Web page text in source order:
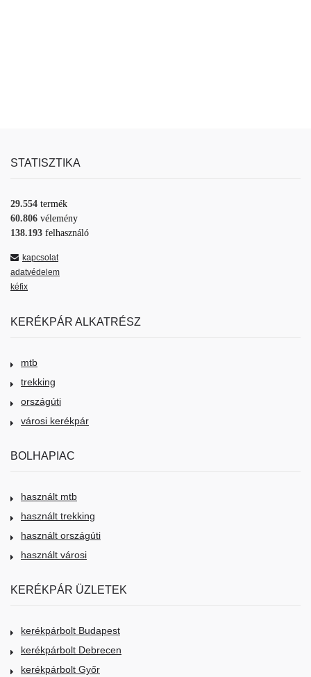
STATISZTIKA
29.554 termék
60.806 vélemény
138.193 felhasználó
kapcsolat
adatvédelem
kéfix
KERÉKPÁR ALKATRÉSZ
mtb
trekking
országúti
városi kerékpár
BOLHAPIAC
használt mtb
használt trekking
használt országúti
használt városi
KERÉKPÁR ÜZLETEK
kerékpárbolt Budapest
kerékpárbolt Debrecen
kerékpárbolt Győr